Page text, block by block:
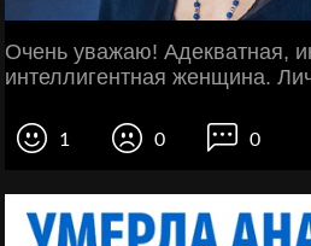
Очень уважаю! Адекватная,
интеллигентная женщина.
1 0 0